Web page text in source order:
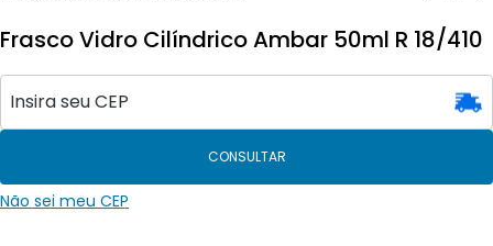
Frasco Vidro Cilíndrico Ambar 50ml R 18/410
CONSULTAR
Não sei meu CEP